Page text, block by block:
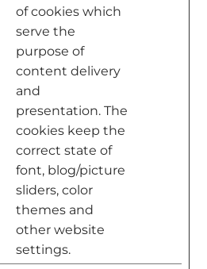
of cookies which
serve the
purpose of
content delivery
and
presentation. The
cookies keep the
correct state of
font, blog/picture
sliders, color
themes and
other website
settings.